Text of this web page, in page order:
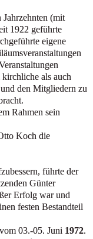
(mit
1922 geführte
eigene
als auch
den Mitgliedern zu
Rahmen sein
Koch die
führte der
Günter
Erfolg war und
festen Bestandteil
03.-05. Juni 1972.